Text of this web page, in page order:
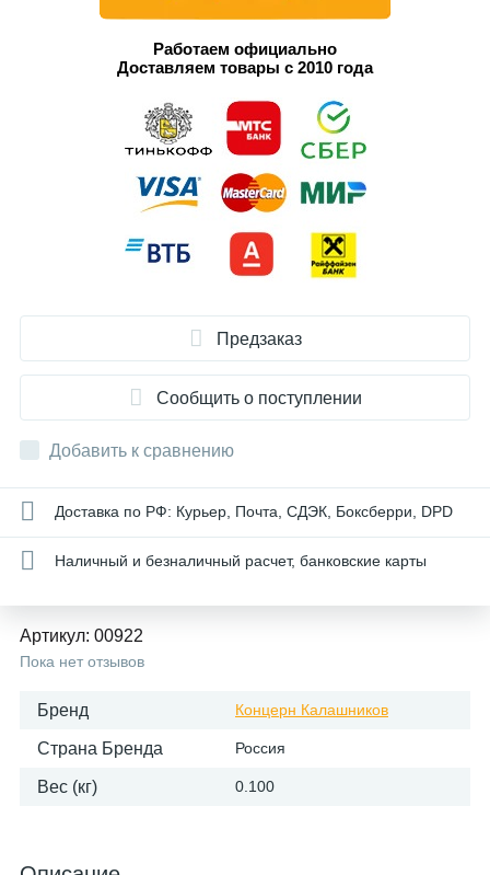
Работаем официально
Доставляем товары с 2010 года
Предзаказ
Сообщить о поступлении
Добавить к сравнению
Доставка по РФ: Курьер, Почта, СДЭК, Боксберри, DPD
Наличный и безналичный расчет, банковские карты
Артикул: 00922
Пока нет отзывов
Бренд Концерн Калашников
Страна Бренда Россия
Вес (кг) 0.100